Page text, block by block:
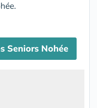
Seniors Nohée